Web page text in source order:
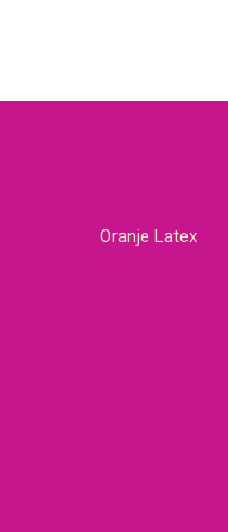
Oranje Latex